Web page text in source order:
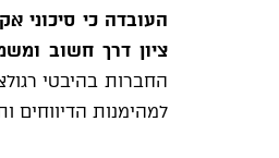
העובדה כי סיכוני
ציון דרך חשוב
החברות בהיבטי
למהימנות הדיווחים